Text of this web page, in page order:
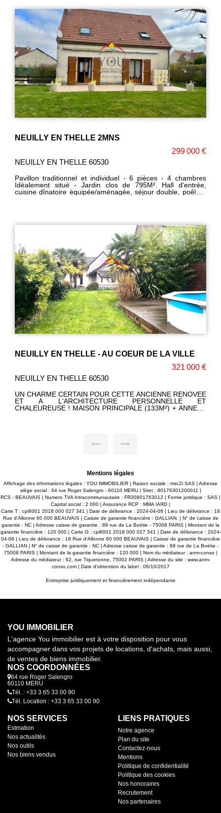
980775340 Téléphone: 06.47.93 .23.64.
NEUILLY EN THELLE 2MNS
299 000 €
NEUILLY EN THELLE 60530
Pavillon traditionnel et individuel - 6 pièces - 4 chambres
Idéalement situé - Jardin clos de 795M². Hall d'entrée,
cuisine dînatoire équipée/aménagée, séjour double, poêle à
980775340 Téléphone: 06 47 93 23 64
NEUILLY EN THELLE - AU COEUR DE LA VILLE
321 000 €
NEUILLY EN THELLE 60530
UN CHARME CERTAIN POUR CETTE ANCIENNE RENOVEE
ET A L'ARCHITECTURE PERSONNELLE ET
CHALEUREUSE ! MAISON PRINCIPALE (133M²) + ANNEXE
SOUHAITE SON INDEPENDANCE). Corinne LEFEVRE (E.I)
Mentions légales
Affichage des informations légales : YOU IMMOBILIER | Raison sociale : msc2i SAS | Adresse
siège social : 64 rue Roger Salengro - 60110 MERU | Siret : 80176301200011 |
RCS : BEAUVAIS | Numero TVA Intracommunautaire : FR30801763012 | Forme juridique : SAS |
Capital social : 2 000 | Assurance RCP : MMA IARD |
Carte T : cpi6001 2018 000 027 341 | Date de délivrance : 2024-04-06 | Lieu de délivrance : 18
Rue d'Allonne 60 000 BEAUVAIS | Caisse de garantie financière : GALLIAN. | N° de caisse de
garantie : NC | Adresse caisse de garantie : 89 rue de La Boëtie - 75008 PARIS | Montant de la
garantie financière : 120 000 | Carte G : cpi6001 2018 000 027 341 | Date de délivrance : 2024-
04-06 | Lieu de délivrance : 18 Rue d'Allonne 60 000 BEAUVAIS | Caisse de garantie financière
: GALLIAN | N° de caisse de garantie : NC | Adresse caisse de garantie : 89 rue de La Boëtie -
75008 PARIS | Montant de la garantie financière : 120 000 | Nom du médiateur : anm-conso |
Adresse du médiateur : 62, rue Tiquetonne, 75002 PARIS | Adresse du site : www.anm-
conso.com| Date d'obtention du label : 06/10/2017
Entreprise juridiquement et financièrement indépendante
YOU IMMOBILIER
L'agence You immobilier est à votre disposition pour vous
accompagner dans vos projets de locations, d'achats, mais aussi,
de ventes de biens immobilier.
NOS COORDONNÉES
64 rue Roger Salengro
60110 MERU
Tél. : +33 3 65 33 00 90
Tél. Location : +33 3 65 33 00 90
NOS SERVICES
Estmation
Nos actualités
Nos outils
Nos biens vendus
LIENS PRATIQUES
Notre agence
Plan du site
Contactez-nous
Mentions
Politique de confidentialité
Politique des cookies
Nos honoraires
Recrutement
Nos partenaires